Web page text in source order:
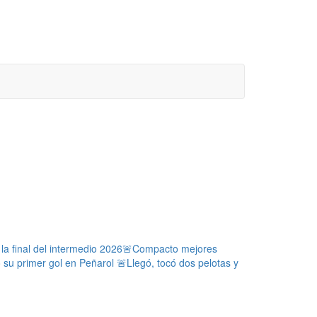
final del intermedio 2026🚨Compacto mejores
primer gol en Peñarol 🚨Llegó, tocó dos pelotas y